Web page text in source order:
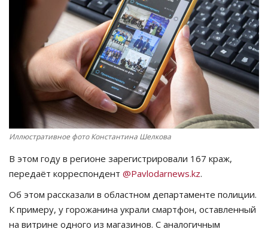
СПЕЦПРОЕКТЫ
Чек-лист
РАЗВЛЕЧЕНИЯ
OFFICIAL
Курултай
Язык
Қазақша Русский
Иллюстративное фото Константина Шелкова
В этом году в регионе зарегистрировали 167 краж,
передаёт корреспондент @Pavlodarnews.kz.
Об этом рассказали в областном департаменте полиции.
К примеру, у горожанина украли смартфон, оставленный
на витрине одного из магазинов. С аналогичным